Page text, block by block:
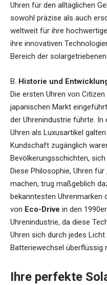
Uhren für den alltäglichen
sowohl präzise als auch
weltweit für ihre
ihre innovativen
Bereich der solargetriebenen
B. Historie und
Die ersten Uhren von
japanischen Markt
der Uhrenindustrie führte.
Uhren als Luxusartikel
Kundschaft zugänglich
Bevölkerungsschichten,
Diese Philosophie, Uhren für
machen, trug maßgeblich
bekanntesten Uhrenmarken
von Eco-Drive in den
Uhrenindustrie, da diese
Uhren sich durch jedes
Batteriewechsel überflüssig
Ihre perfekte